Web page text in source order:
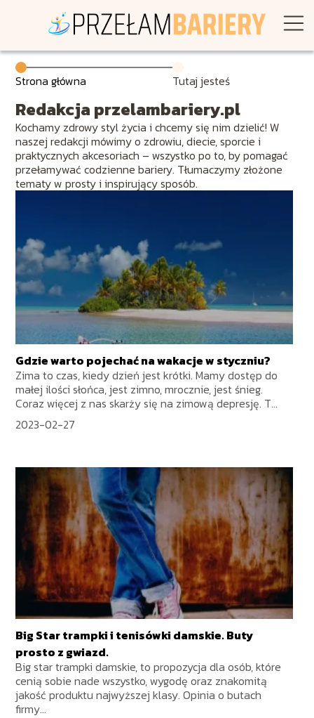
Strona główna Tutaj jesteś
Redakcja przelambariery.pl
Kochamy zdrowy styl życia i chcemy się nim dzielić! W
naszej redakcji mówimy o zdrowiu, diecie, sporcie i
praktycznych akcesoriach – wszystko po to, by pomagać
przełamywać codzienne bariery. Tłumaczymy złożone
tematy w prosty i inspirujący sposób.
Gdzie warto pojechać na wakacje w styczniu?
Zima to czas, kiedy dzień jest krótki. Mamy dostęp do
małej ilości słońca, jest zimno, mrocznie, jest śnieg.
Coraz więcej z nas skarży się na zimową depresję. T...
2023-02-27
Big Star trampki i tenisówki damskie. Buty
prosto z gwiazd.
Big star trampki damskie, to propozycja dla osób, które
cenią sobie nade wszystko, wygodę oraz znakomitą
jakość produktu najwyższej klasy. Opinia o butach
firmy...